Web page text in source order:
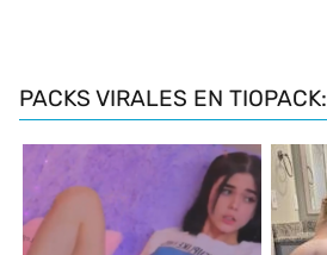
PACKS VIRALES EN TIOPACK: